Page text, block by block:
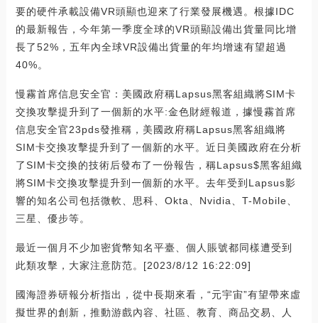
要的硬件承載設備VR頭顯也迎來了行業發展機遇。根據IDC
的最新報告，今年第一季度全球的VR頭顯設備出貨量同比增
長了52%，五年內全球VR設備出貨量的年均增速有望超過
40%。
慢霧首席信息安全官：美國政府稱Lapsus黑客組織將SIM卡
交換攻擊提升到了一個新的水平:金色財經報道，據慢霧首席
信息安全官23pds發推稱，美國政府稱Lapsus黑客組織將
SIM卡交換攻擊提升到了一個新的水平。近日美國政府在分析
了SIM卡交換的技術后發布了一份報告，稱Lapsus$黑客組織
將SIM卡交換攻擊提升到一個新的水平。去年受到Lapsus影
響的知名公司包括微軟、思科、Okta、Nvidia、T-Mobile、
三星、優步等。
最近一個月不少加密貨幣知名平臺、個人賬號都同樣遭受到
此類攻擊，大家注意防范。[2023/8/12 16:22:09]
國海證券研報分析指出，從中長期來看，“元宇宙”有望帶來虛
擬世界的創新，推動游戲內容、社區、教育、商品交易、人